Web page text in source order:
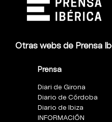
Otras webs de Prensa
Prensa
Diari de Girona
Diario de Córdoba
Diario de Ibiza
INFORMACIÓN